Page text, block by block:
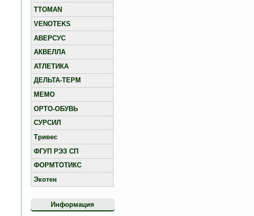
TTOMAN
VENOTEKS
АВЕРСУС
АКВЕЛЛА
АТЛЕТИКА
ДЕЛЬТА-ТЕРМ
МЕМО
ОРТО-ОБУВЬ
СУРСИЛ
Тривес
ФГУП РЭЗ СП
ФОРМТОТИКС
Экотен
Информация